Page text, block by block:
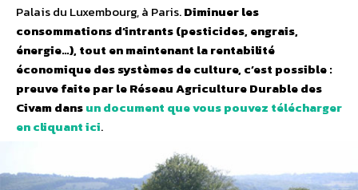
Palais du Luxembourg, à Paris.Diminuer les
consommations d’intrants (pesticides, engrais,
énergie…), tout en maintenant la rentabilité
économique des systèmes de culture, c’est possible :
preuve faite par le Réseau Agriculture Durable des
Civam dansun document que vous pouvez télécharger
en cliquant ici.